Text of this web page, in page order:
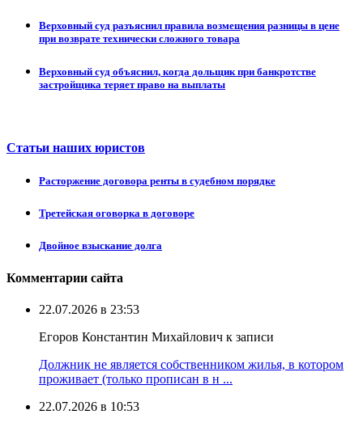
Верховный суд разъяснил правила возмещения разницы в цене
при возврате технически сложного товара
Верховный суд объяснил, когда дольщик при банкротстве
застройщика теряет право на выплаты
Статьи наших юристов
Расторжение договора ренты в судебном порядке
Третейская оговорка в договоре
Двойное взыскание долга
Комментарии сайта
22.07.2026 в 23:53
Егоров Константин Михайлович к записи
Должник не является собственником жилья, в котором
проживает (только прописан в н ...
22.07.2026 в 10:53